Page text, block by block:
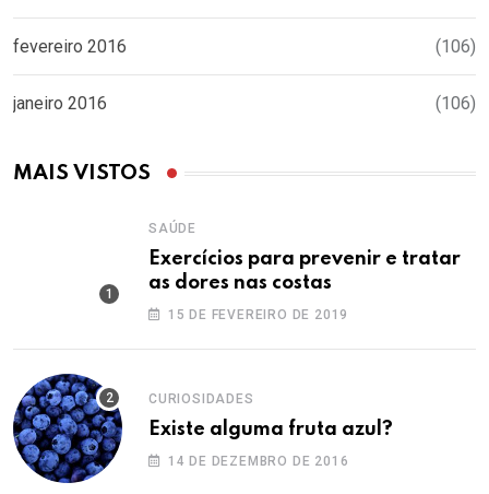
fevereiro 2016 (106)
janeiro 2016 (106)
MAIS VISTOS
SAÚDE
Exercícios para prevenir e tratar
as dores nas costas
15 DE FEVEREIRO DE 2019
CURIOSIDADES
Existe alguma fruta azul?
14 DE DEZEMBRO DE 2016